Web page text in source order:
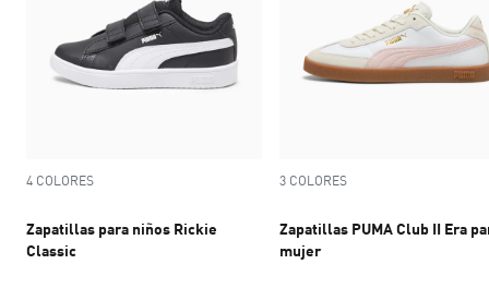
4 COLORES
Zapatillas para niños Rickie
Classic
3 COLORES
Zapatillas PUMA Club II Era
mujer